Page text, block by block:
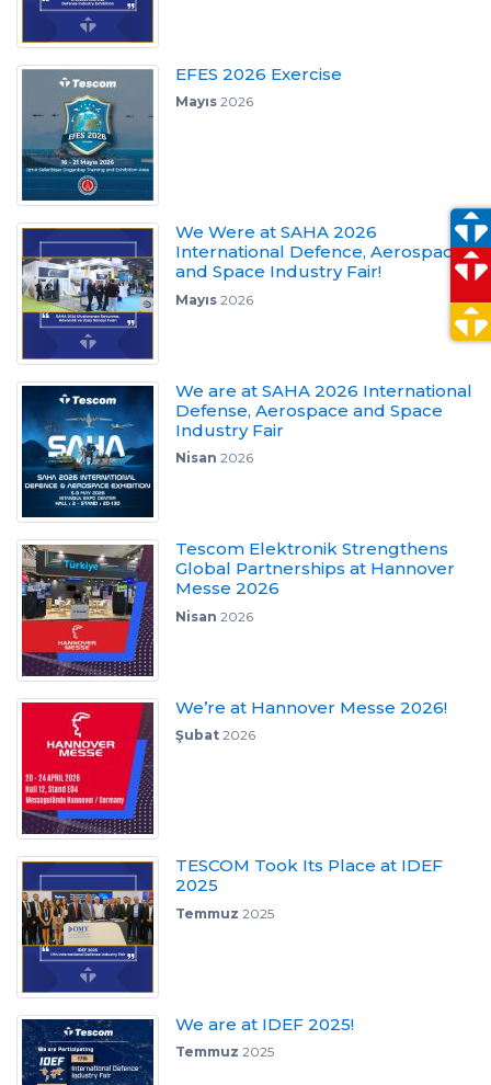
EFES 2026 Exercise
Mayıs2026
We Were at SAHA 2026
International Defence, Aerospace
and Space Industry Fair!
Mayıs2026
We are at SAHA 2026 International
Defense, Aerospace and Space
Industry Fair
Nisan 2026
Tescom Elektronik Strengthens
Global Partnerships at Hannover
Messe 2026
Nisan 2026
We’re at Hannover Messe 2026!
Şubat2026
TESCOM Took Its Place at IDEF
2025
Temmuz 2025
We are at IDEF 2025!
Temmuz 2025